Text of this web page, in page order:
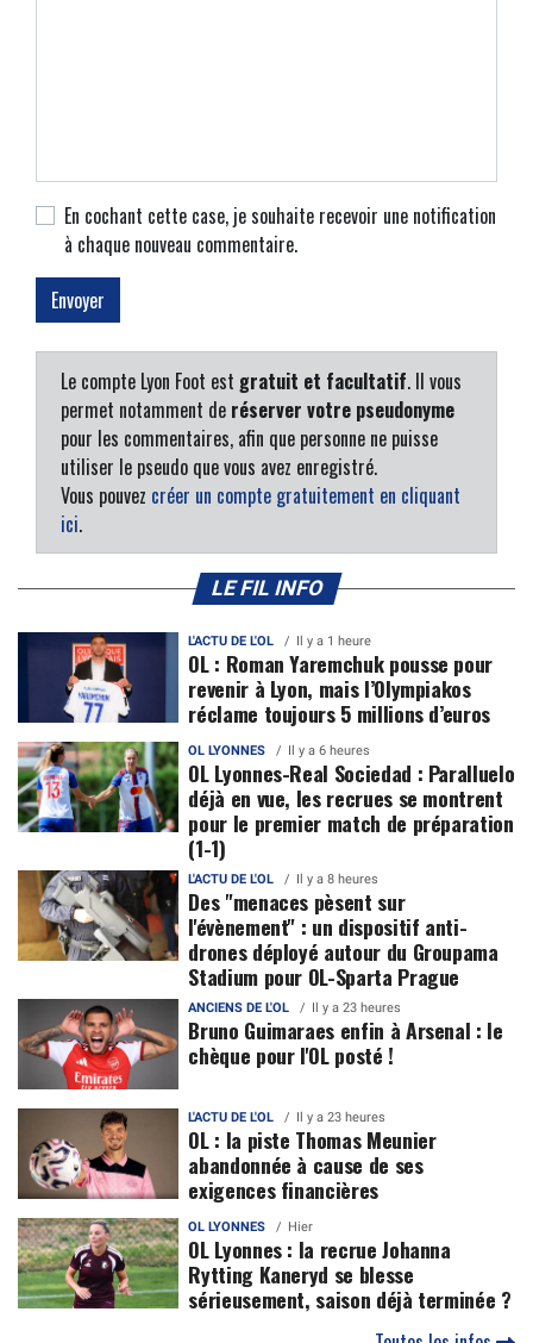
En cochant cette case, je souhaite recevoir une notification
à chaque nouveau commentaire.
Le compte Lyon Foot est gratuit et facultatif. Il vous
permet notamment de réserver votre pseudonyme
pour les commentaires, afin que personne ne puisse
utiliser le pseudo que vous avez enregistré.
Vous pouvez créer un compte gratuitement en cliquant
ici.
LE FIL INFO
L'ACTU DE L'OL Il y a 1 heure
OL : Roman Yaremchuk pousse pour
revenir à Lyon, mais l’Olympiakos
réclame toujours 5 millions d’euros
OL LYONNES Il y a 6 heures
OL Lyonnes-Real Sociedad : Paralluelo
déjà en vue, les recrues se montrent
pour le premier match de préparation
(1-1)
L'ACTU DE L'OL Il y a 8 heures
Des "menaces pèsent sur
l'évènement" : un dispositif anti-
drones déployé autour du Groupama
Stadium pour OL-Sparta Prague
ANCIENS DE L'OL Il y a 23 heures
Bruno Guimaraes enfin à Arsenal : le
chèque pour l'OL posté !
L'ACTU DE L'OL Il y a 23 heures
OL : la piste Thomas Meunier
abandonnée à cause de ses
exigences financières
OL LYONNES Hier
OL Lyonnes : la recrue Johanna
Rytting Kaneryd se blesse
sérieusement, saison déjà terminée ?